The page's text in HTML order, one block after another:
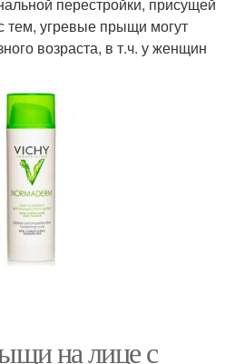
тем, угревые прыщи могут
возраста, в т.ч. у женщин
на лице с